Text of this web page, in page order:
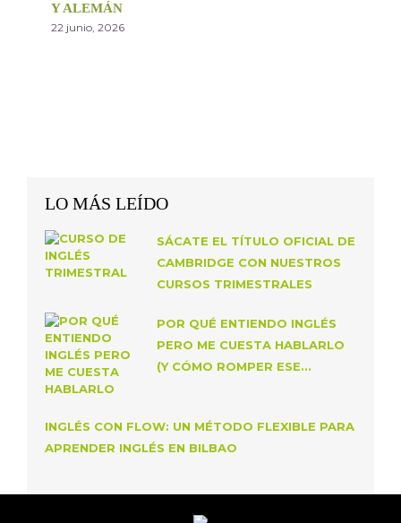
Y ALEMÁN
22 junio, 2026
LO MÁS LEÍDO
SÁCATE EL TÍTULO OFICIAL DE
CAMBRIDGE CON NUESTROS
CURSOS TRIMESTRALES
POR QUÉ ENTIENDO INGLÉS
PERO ME CUESTA HABLARLO
(Y CÓMO ROMPER ESE...
INGLÉS CON FLOW: UN MÉTODO FLEXIBLE PARA
APRENDER INGLÉS EN BILBAO